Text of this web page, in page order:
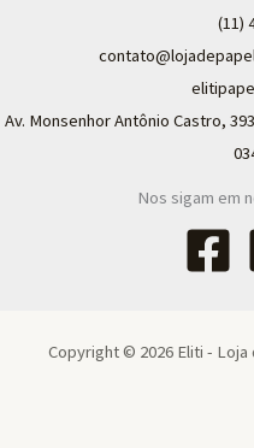
(11)
Av. Monsenhor Antônio Castro,
Nos sigam em
Copyright © 2026 Eliti -